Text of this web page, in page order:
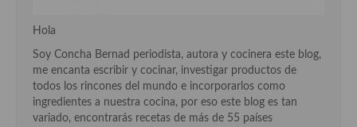
Hola
Soy Concha Bernad periodista, autora y cocinera este blog,
me encanta escribir y cocinar, investigar productos de
todos los rincones del mundo e incorporarlos como
ingredientes a nuestra cocina, por eso este blog es tan
variado, encontrarás recetas de más de 55 países